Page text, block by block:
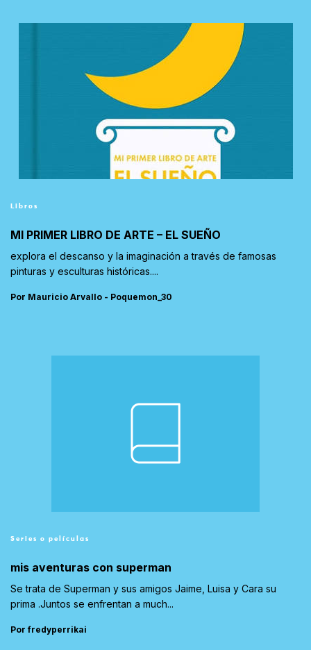
Libros
MI PRIMER LIBRO DE ARTE – EL SUEÑO
explora el descanso y la imaginación a través de famosas
pinturas y esculturas históricas....
Por Mauricio Arvallo - Poquemon_30
Series o películas
mis aventuras con superman
Se trata de Superman y sus amigos Jaime, Luisa y Cara su
prima .Juntos se enfrentan a much...
Por fredyperrikai